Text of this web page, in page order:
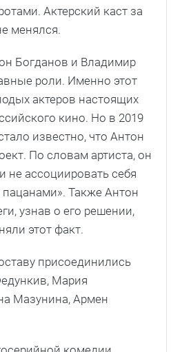
Актерский каст за
менялся.
Богданов и Владимир
роли. Именно этот
актеров настоящих
кино. Но в 2019
известно, что Антон
По словам артиста, он
не ассоциировать себя
Также Антон
узнав о его решении,
этот факт.
присоединились
Мария
Мазунина, Армен